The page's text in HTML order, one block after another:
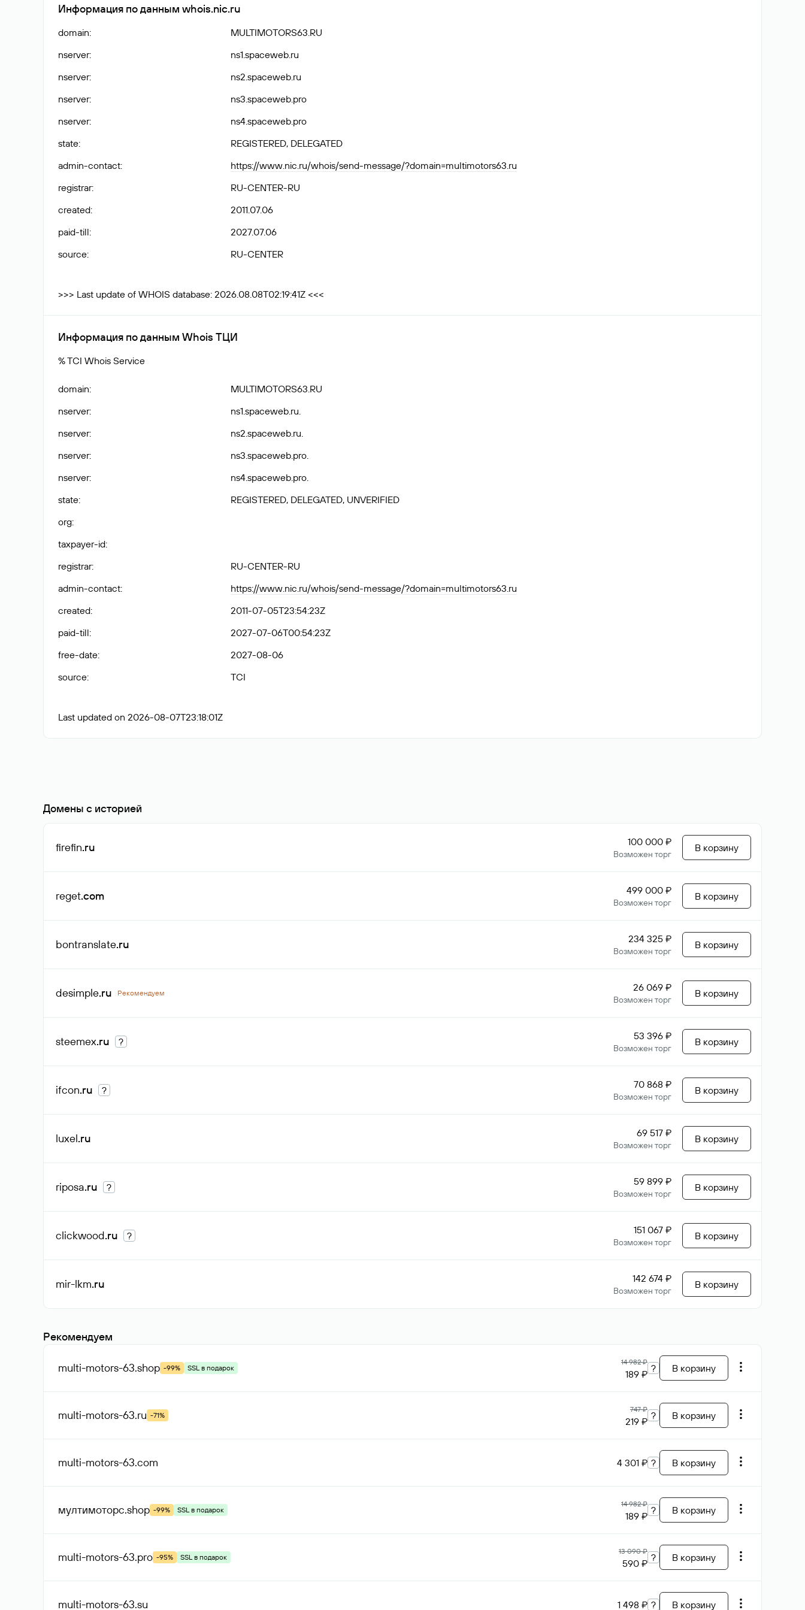
Информация по данным whois.nic.ru
domain:
MULTIMOTORS63.RU
nserver:
ns1.spaceweb.ru
nserver:
ns2.spaceweb.ru
nserver:
ns3.spaceweb.pro
nserver:
ns4.spaceweb.pro
state:
REGISTERED, DELEGATED
admin-contact:
https://www.nic.ru/whois/send-message/?domain=multimotors63.ru
registrar:
RU-CENTER-RU
created:
2011.07.06
paid-till:
2027.07.06
source: RU-CENTER
>>> Last update of WHOIS database: 2026.08.08T02:19:41Z <<<
Информация по данным Whois ТЦИ
% TCI Whois Service
domain:
MULTIMOTORS63.RU
nserver:
ns1.spaceweb.ru.
nserver:
ns2.spaceweb.ru.
nserver:
ns3.spaceweb.pro.
nserver:
ns4.spaceweb.pro.
state:
REGISTERED, DELEGATED, UNVERIFIED
org:
taxpayer-id:
registrar:
RU-CENTER-RU
admin-contact:
https://www.nic.ru/whois/send-message/?domain=multimotors63.ru
created:
2011-07-05T23:54:23Z
paid-till:
2027-07-06T00:54:23Z
free-date:
2027-08-06
source: TCI
Last updated on 2026-08-07T23:18:01Z
Домены с историей
firefin.ru 100 000 ₽
Возможен торг
В корзину
reget.com 499 000 ₽
Возможен торг
В корзину
bontranslate.ru 234 325 ₽
Возможен торг
В корзину
desimple.ru Рекомендуем 26 069 ₽
Возможен торг
В корзину
steemex.ru ? 53 396 ₽
Возможен торг
В корзину
ifcon.ru ? 70 868 ₽
Возможен торг
В корзину
luxel.ru 69 517 ₽
Возможен торг
В корзину
riposa.ru ? 59 899 ₽
Возможен торг
В корзину
clickwood.ru ? 151 067 ₽
Возможен торг
В корзину
mir-lkm.ru 142 674 ₽
Возможен торг
В корзину
Рекомендуем
multi-motors-63.shop -99% SSL в подарок
14 982 ₽
189 ₽ ? В корзину
multi-motors-63.ru -71%
747 ₽
219 ₽ ? В корзину
multi-motors-63.com 4 301 ₽ ? В корзину
мултимоторс.shop -99% SSL в подарок
14 982 ₽
189 ₽ ? В корзину
multi-motors-63.pro -95% SSL в подарок
13 090 ₽
590 ₽ ? В корзину
multi-motors-63.su 1 498 ₽ ? В корзину